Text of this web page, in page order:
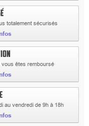
totalement sécurisés
êtes remboursé
au vendredi de 9h à 18h